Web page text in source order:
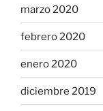
marzo 2020
febrero 2020
enero 2020
diciembre 2019